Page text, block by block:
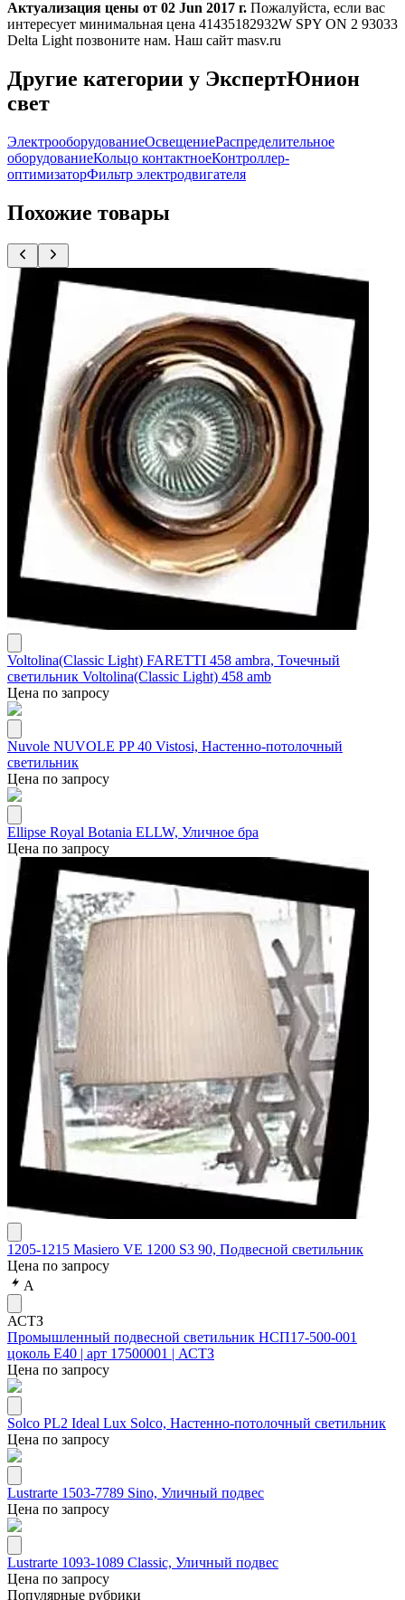
Актуализация цены от 02 Jun 2017 г. Пожалуйста, если вас
интересует минимальная цена 41435182932W SPY ON 2 93033
Delta Light позвоните нам. Наш сайт masv.ru
Другие категории у ЭкспертЮнион
свет
ЭлектрооборудованиеОсвещениеРаспределительное
оборудованиеКольцо контактноеКонтроллер-
оптимизаторФильтр электродвигателя
Похожие товары
Voltolina(Classic Light) FARETTI 458 ambra, Точечный
светильник Voltolina(Classic Light) 458 amb
Цена по запросу
Nuvole NUVOLE PP 40 Vistosi, Настенно-потолочный
светильник
Цена по запросу
Ellipse Royal Botania ELLW, Уличное бра
Цена по запросу
1205-1215 Masiero VE 1200 S3 90, Подвесной светильник
Цена по запросу
А
АСТЗ
Промышленный подвесной светильник НСП17-500-001
цоколь Е40 | арт 17500001 | АСТЗ
Цена по запросу
Solco PL2 Ideal Lux Solco, Настенно-потолочный светильник
Цена по запросу
Lustrarte 1503-7789 Sino, Уличный подвес
Цена по запросу
Lustrarte 1093-1089 Classic, Уличный подвес
Цена по запросу
Популярные рубрики